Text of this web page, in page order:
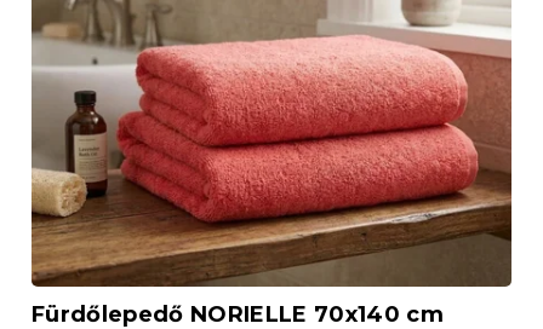
Fürdőlepedő NORIELLE 70x140 cm